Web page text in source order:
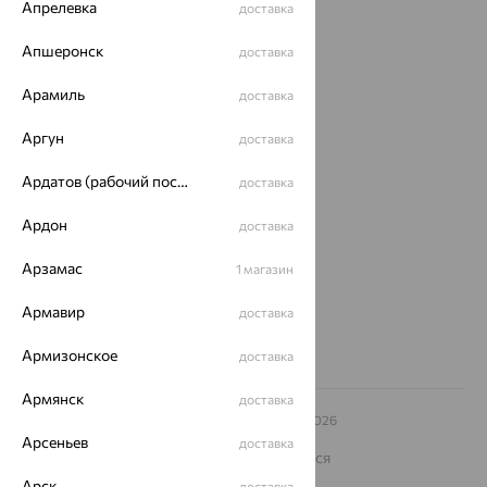
Акции
Доставка
Покупателям
О нас
Магазины и доставка
еще 3
8 (800) 250-02-30
– 2026
Архив акций
На информационном ресурсе применяются
Апрелевка доставка
Апшеронск доставка
Арамиль доставка
Аргун доставка
Ардатов (рабочий поселок) доставка
Ардон доставка
Арзамас 1 магазин
Армавир доставка
Армизонское доставка
Армянск доставка
Арсеньев доставка